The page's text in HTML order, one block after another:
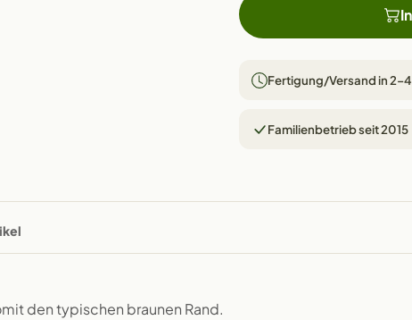
Fertigung/Versand in 2–4
Familienbetrieb seit 2015
den typischen braunen Rand.